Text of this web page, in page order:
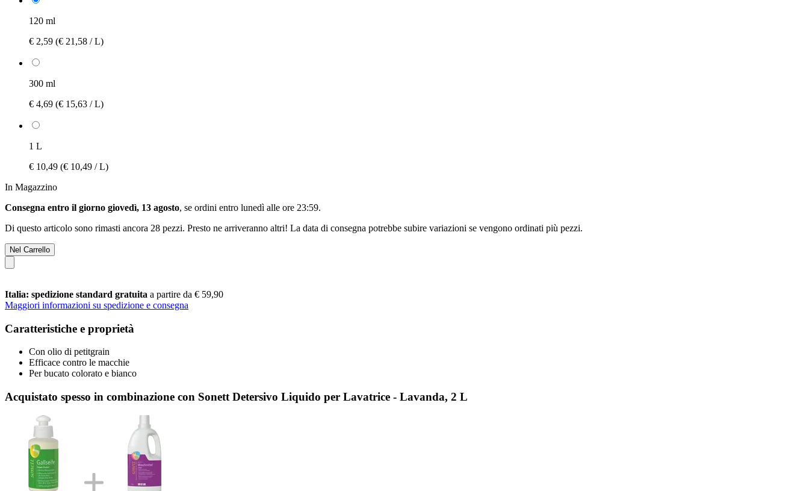
120 ml
€ 2,59 (€ 21,58 / L)
300 ml
€ 4,69 (€ 15,63 / L)
1 L
€ 10,49 (€ 10,49 / L)
In Magazzino
Consegna entro il giorno giovedì, 13 agosto, se ordini entro lunedì alle ore 23:59.
Di questo articolo sono rimasti ancora 28 pezzi. Presto ne arriveranno altri! La data di consegna potrebbe subire variazioni se vengono ordinati più pezzi.
Nel Carrello
Italia: spedizione standard gratuita a partire da € 59,90
Maggiori informazioni su spedizione e consegna
Caratteristiche e proprietà
Con olio di petitgrain
Efficace contro le macchie
Per bucato colorato e bianco
Acquistato spesso in combinazione con Sonett Detersivo Liquido per Lavatrice - Lavanda, 2 L